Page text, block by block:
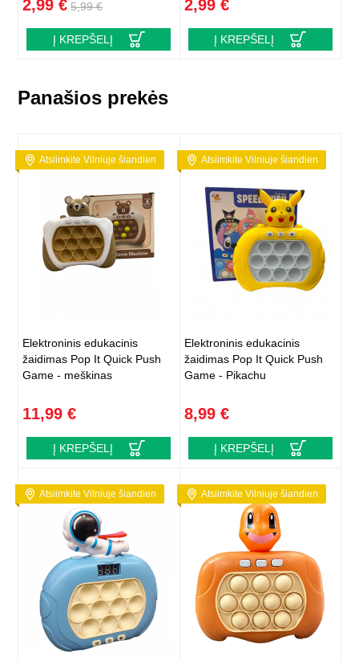
2,99 € 5,99 €
Į KREPŠELĮ
2,99 €
Į KREPŠELĮ
Panašios prekės
Atsiimkite Vilniuje šiandien
Elektroninis edukacinis
žaidimas Pop It Quick Push
Game - meškinas
11,99 €
Į KREPŠELĮ
Atsiimkite Vilniuje šiandien
Elektroninis edukacinis
žaidimas Pop It Quick Push
Game - Pikachu
8,99 €
Į KREPŠELĮ
Atsiimkite Vilniuje šiandien Atsiimkite Vilniuje šiandien